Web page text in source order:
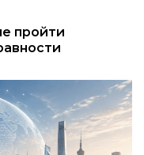
пройти